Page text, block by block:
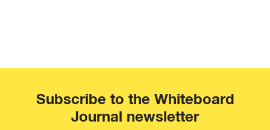
Subscribe to the Whiteboard
Journal newsletter